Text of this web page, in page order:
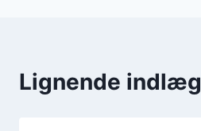
Lignende indlæg